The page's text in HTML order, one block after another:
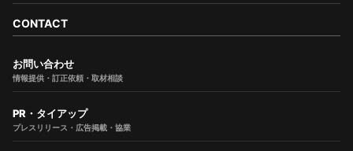
CONTACT
お問い合わせ
情報提供・訂正依頼・取材相談
PR・タイアップ
プレスリリース・広告掲載・協業